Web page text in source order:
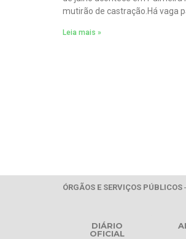
mutirão de castração.Há vaga
Leia mais »
ÓRGÃOS E SERVIÇOS PÚBLICOS
DIÁRIO
OFICIAL